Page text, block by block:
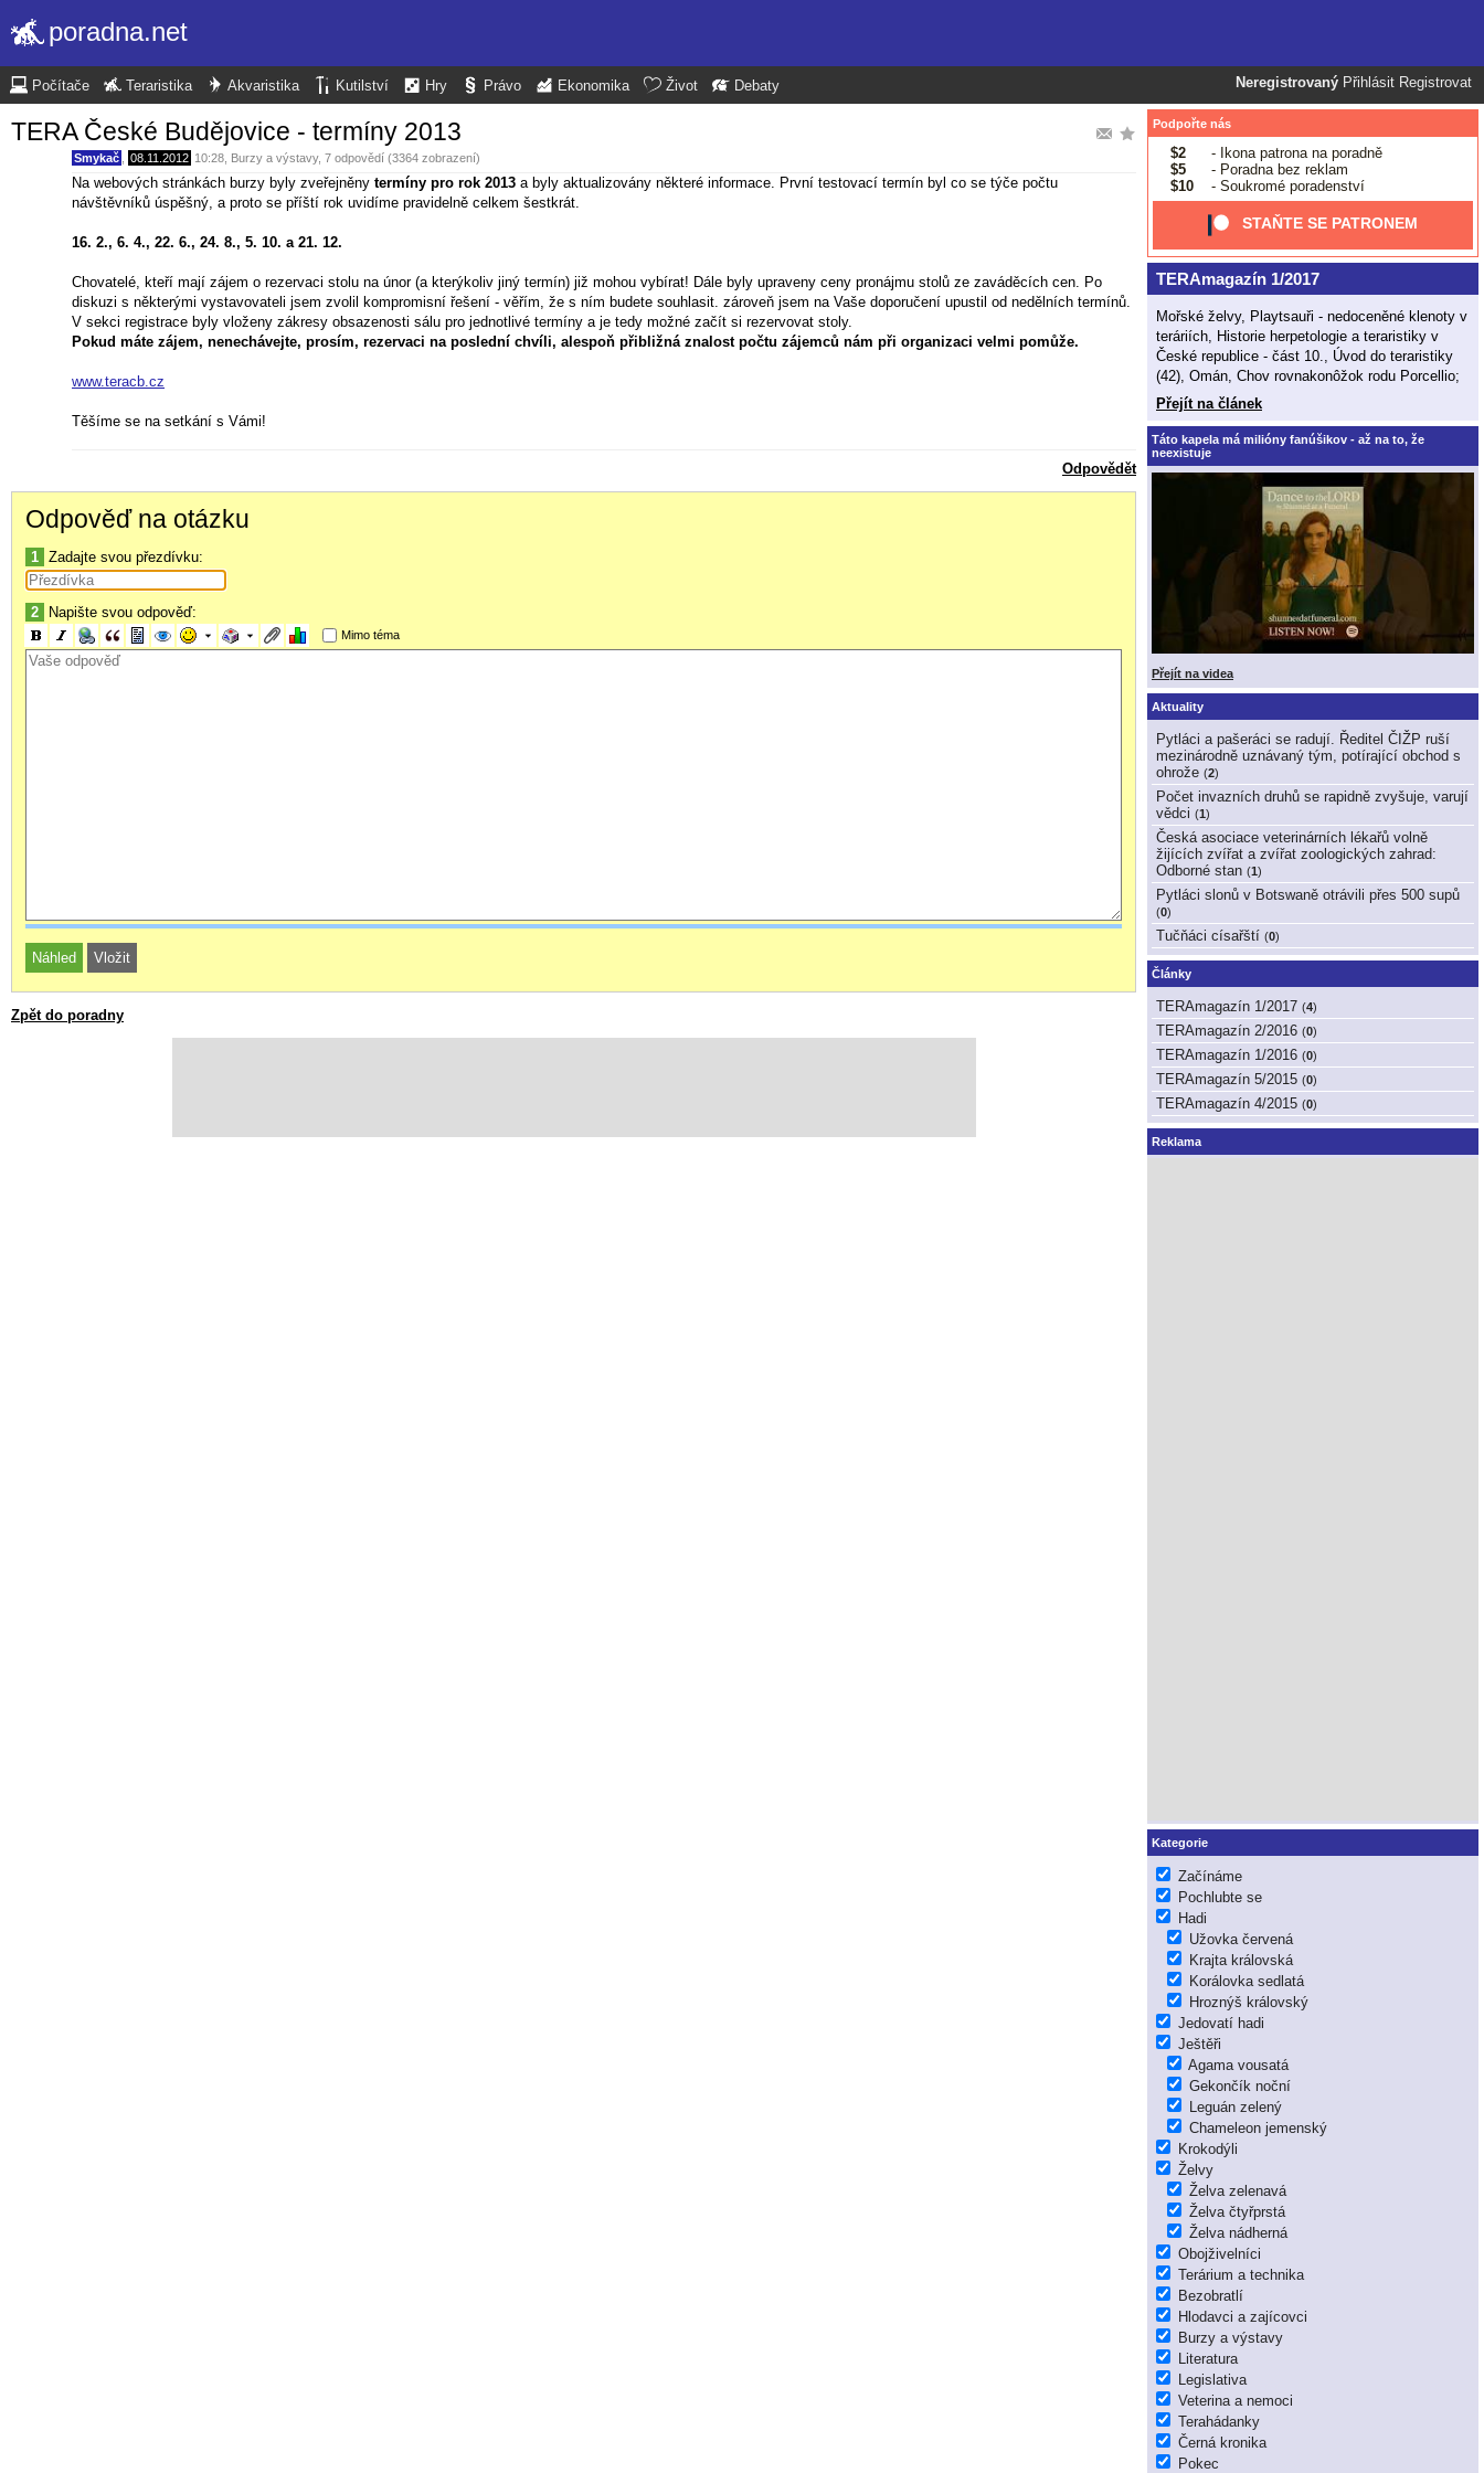
poradna.net
Neregistrovaný Přihlásit Registrovat
Počítače Teraristika Akvaristika Kutilství Hry Právo Ekonomika Život Debaty
TERA České Budějovice - termíny 2013
Smykač 08.11.2012 10:28 Burzy a výstavy, 7 odpovědí (3364 zobrazení)
Na webových stránkách burzy byly zveřejněny termíny pro rok 2013 a byly aktualizovány některé informace. První testovací termín byl co se týče počtu
návštěvníků úspěšný, a proto se příští rok uvidíme pravidelně celkem šestkrát.
16. 2., 6. 4., 22. 6., 24. 8., 5. 10. a 21. 12.
Chovatelé, kteří mají zájem o rezervaci stolu na únor (a kterýkoliv jiný termín) již mohou vybírat! Dále byly upraveny ceny pronájmu stolů ze zaváděcích cen. Po
diskuzi s některými vystavovateli jsem zvolil kompromisní řešení - věřím, že s ním budete souhlasit. zároveň jsem na Vaše doporučení upustil od nedělních termínů.
V sekci registrace byly vloženy zákresy obsazenosti sálu pro jednotlivé termíny a je tedy možné začít si rezervovat stoly.
Pokud máte zájem, nenechávejte, prosím, rezervaci na poslední chvíli, alespoň přibližná znalost počtu zájemců nám při organizaci velmi pomůže.
www.teracb.cz
Těšíme se na setkání s Vámi!
Odpovědět
Odpověď na otázku
1 Zadajte svou přezdívku:
2 Napište svou odpověď:
Mimo téma
Zpět do poradny
Podpořte nás
$2
- Ikona patrona na poradně
$5
- Poradna bez reklam
$10
- Soukromé poradenství
STAŇTE SE PATRONEM
TERAmagazín 1/2017
Mořské želvy, Playtsauři - nedoceněné klenoty v
teráriích, Historie herpetologie a teraristiky v
České republice - část 10., Úvod do teraristiky
(42), Omán, Chov rovnakonôžok rodu Porcellio;
Přejít na článek
Táto kapela má milióny fanúšikov - až na to, že
neexistuje
Přejít na videa
Aktuality
Pytláci a pašeráci se radují. Ředitel ČIŽP ruší
mezinárodně uznávaný tým, potírající obchod s
ohrože (2)
Počet invazních druhů se rapidně zvyšuje, varují
vědci (1)
Česká asociace veterinárních lékařů volně
žijících zvířat a zvířat zoologických zahrad:
Odborné stan (1)
Pytláci slonů v Botswaně otrávili přes 500 supů
(0)
Tučňáci císařští (0)
Články
TERAmagazín 1/2017 (4)
TERAmagazín 2/2016 (0)
TERAmagazín 1/2016 (0)
TERAmagazín 5/2015 (0)
TERAmagazín 4/2015 (0)
Reklama
Kategorie
Začínáme
Pochlubte se
Hadi
Užovka červená
Krajta královská
Korálovka sedlatá
Hroznýš královský
Jedovatí hadi
Ještěři
Agama vousatá
Gekončík noční
Leguán zelený
Chameleon jemenský
Krokodýli
Želvy
Želva zelenavá
Želva čtyřprstá
Želva nádherná
Obojživelníci
Terárium a technika
Bezobratlí
Hlodavci a zajícovci
Burzy a výstavy
Literatura
Legislativa
Veterina a nemoci
Terahádanky
Černá kronika
Pokec